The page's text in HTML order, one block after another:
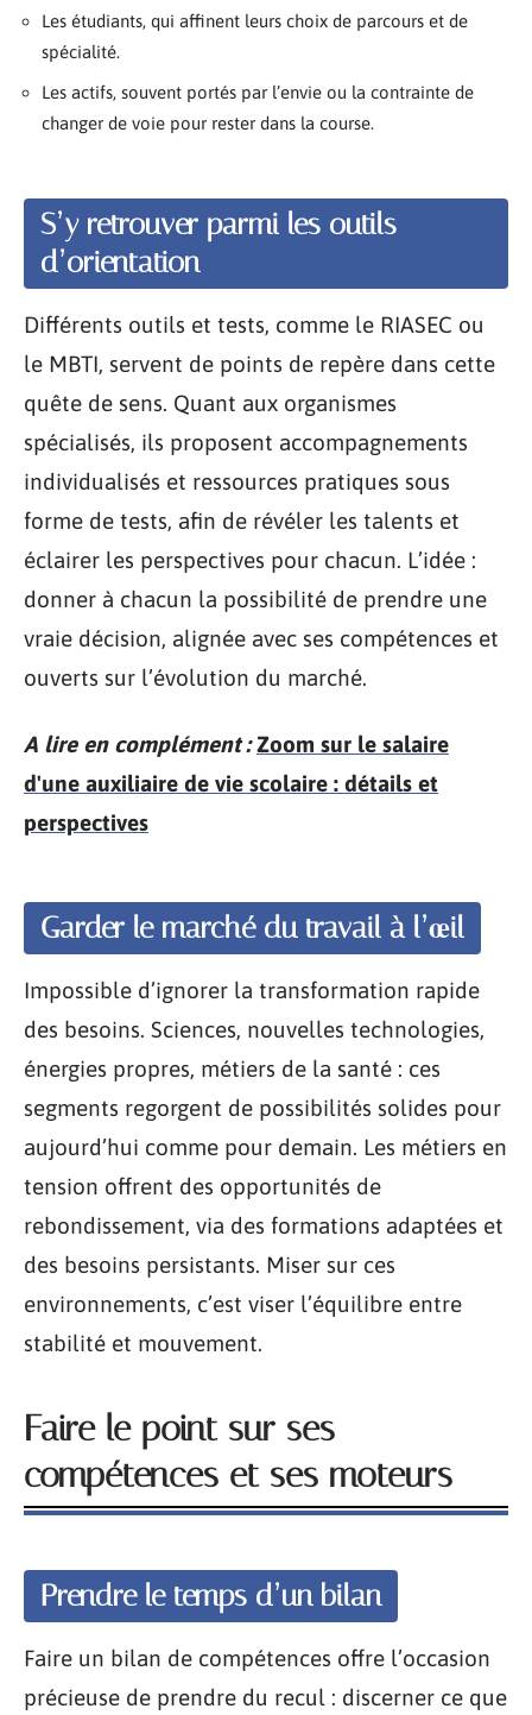
Les étudiants, qui affinent leurs choix de parcours et de
spécialité.
Les actifs, souvent portés par l’envie ou la contrainte de
changer de voie pour rester dans la course.
S’y retrouver parmi les outils
d’orientation
Différents outils et tests, comme le RIASEC ou
le MBTI, servent de points de repère dans cette
quête de sens. Quant aux organismes
spécialisés, ils proposent accompagnements
individualisés et ressources pratiques sous
forme de tests, afin de révéler les talents et
éclairer les perspectives pour chacun. L’idée :
donner à chacun la possibilité de prendre une
vraie décision, alignée avec ses compétences et
ouverts sur l’évolution du marché.
A lire en complément : Zoom sur le salaire
d'une auxiliaire de vie scolaire : détails et
perspectives
Garder le marché du travail à l’œil
Impossible d’ignorer la transformation rapide
des besoins. Sciences, nouvelles technologies,
énergies propres, métiers de la santé : ces
segments regorgent de possibilités solides pour
aujourd’hui comme pour demain. Les métiers en
tension offrent des opportunités de
rebondissement, via des formations adaptées et
des besoins persistants. Miser sur ces
environnements, c’est viser l’équilibre entre
stabilité et mouvement.
Faire le point sur ses
compétences et ses moteurs
Prendre le temps d’un bilan
Faire un bilan de compétences offre l’occasion
précieuse de prendre du recul : discerner ce que